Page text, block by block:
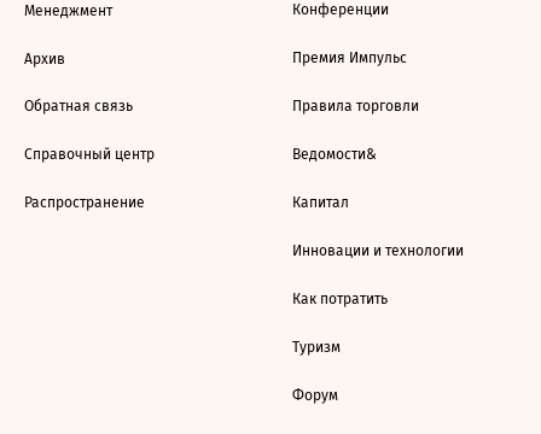
Менеджмент
Архив
Обратная связь
Справочный центр
Распространение
Конференции
Премия Импульс
Правила торговли
Ведомости&
Капитал
Инновации и технологии
Как потратить
Туризм
Форум